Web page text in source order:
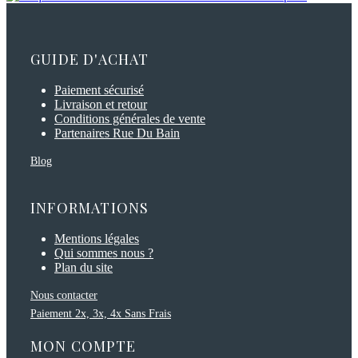
GUIDE D'ACHAT
Paiement sécurisé
Livraison et retour
Conditions générales de vente
Partenaires Rue Du Bain
Blog
INFORMATIONS
Mentions légales
Qui sommes nous ?
Plan du site
Nous contacter
Paiement 2x, 3x, 4x Sans Frais
MON COMPTE